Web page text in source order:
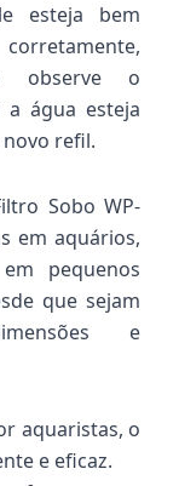
esteja bem
observe o
água esteja
refil.
Sobo WP-
em aquários,
pequenos
que sejam
e
aquaristas, o
e eficaz.